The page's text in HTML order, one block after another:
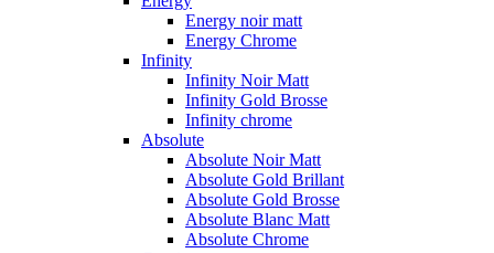
Energy noir matt
Energy Chrome
Infinity
Infinity Noir Matt
Infinity Gold Brosse
Infinity chrome
Absolute
Absolute Noir Matt
Absolute Gold Brillant
Absolute Gold Brosse
Absolute Blanc Matt
Absolute Chrome